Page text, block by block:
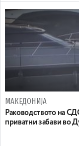
МАКЕДОНИЈА
Раководството на
приватни забави во